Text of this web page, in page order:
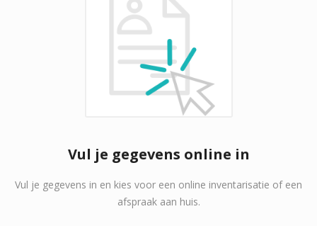
Vul je gegevens online in
Vul je gegevens in en kies voor een online inventarisatie of een
afspraak aan huis.